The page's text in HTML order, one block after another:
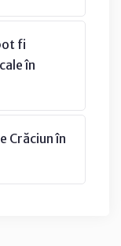
fi
în
Crăciun în